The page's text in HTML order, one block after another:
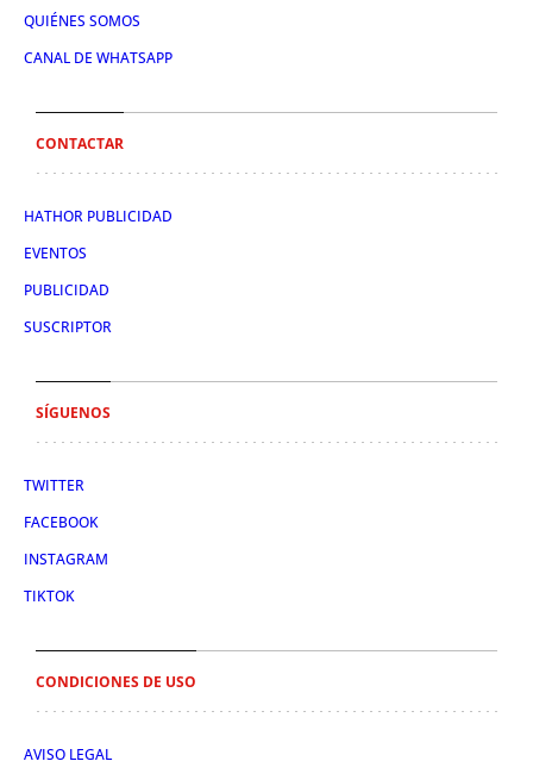
QUIÉNES SOMOS
CANAL DE WHATSAPP
CONTACTAR
HATHOR PUBLICIDAD
EVENTOS
PUBLICIDAD
SUSCRIPTOR
SÍGUENOS
TWITTER
FACEBOOK
INSTAGRAM
TIKTOK
CONDICIONES DE USO
AVISO LEGAL